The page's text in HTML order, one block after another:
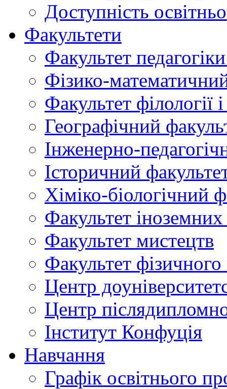
Доступність
Факультети
Факультет
Фізико-
Факультет філології
Географічний
Інженерно-
Історичний
Хіміко-біологічний
Факультет
Факультет мистецтв
Факультет
Центр
Центр
Інститут Конфуція
Навчання
Графік освітнього